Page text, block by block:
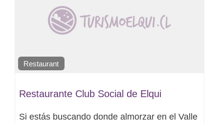
Restaurant
Restaurante Club Social de Elqui
Si estás buscando donde almorzar en el Valle